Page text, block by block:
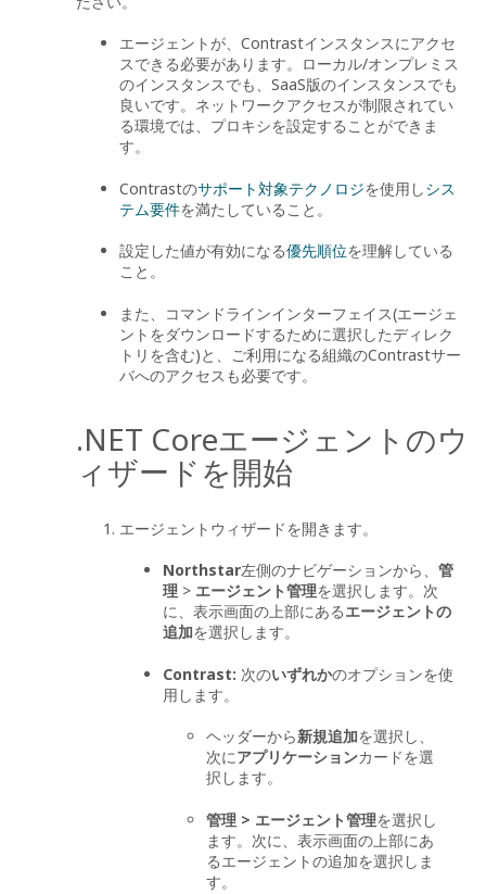
エージェントが、Contrastインスタンスにアクセ
スできる必要があります。ローカル/オンプレミス
のインスタンスでも、SaaS版のインスタンスでも
良いです。ネットワークアクセスが制限されてい
る環境では、プロキシを設定することができま
す。
Contrastのサポート対象テクノロジを使用しシス
テム要件を満たしていること。
設定した値が有効になる優先順位を理解している
こと。
また、コマンドラインインターフェイス(エージェ
ントをダウンロードするために選択したディレク
トリを含む)と、ご利用になる組織のContrastサー
バへのアクセスも必要です。
.NET Coreエージェントのウ
ィザードを開始
エージェントウィザードを開きます。
Northstar左側のナビゲーションから、 管
理 > エージェント管理を選択します。次
に、表示画面の上部にあるエージェントの
追加を選択します。
Contrast: 次のいずれかのオプションを使
用します。
ヘッダーから新規追加を選択し、
次にアプリケーションカードを選
択します。
管理 > エージェント管理を選択し
ます。次に、表示画面の上部にあ
るエージェントの追加を選択しま
す。